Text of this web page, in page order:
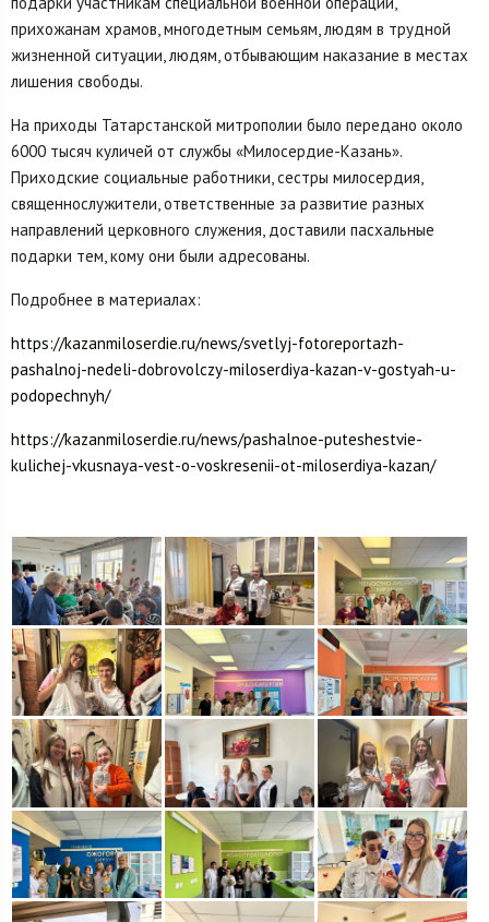
прихожанам храмов, многодетным семьям, людям в трудной
жизненной ситуации, людям, отбывающим наказание в местах
лишения свободы.
На приходы Татарстанской митрополии было передано около
6000 тысяч куличей от службы «Милосердие-Казань».
Приходские социальные работники, сестры милосердия,
священнослужители, ответственные за развитие разных
направлений церковного служения, доставили пасхальные
подарки тем, кому они были адресованы.
Подробнее в материалах:
https://kazanmiloserdie.ru/news/svetlyj-fotoreportazh-
pashalnoj-nedeli-dobrovolczy-miloserdiya-kazan-v-gostyah-u-
podopechnyh/
https://kazanmiloserdie.ru/news/pashalnoe-puteshestvie-
kulichej-vkusnaya-vest-o-voskresenii-ot-miloserdiya-kazan/